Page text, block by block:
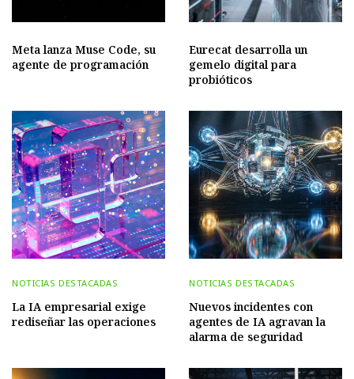
Meta lanza Muse Code, su
agente de programación
Eurecat desarrolla un
gemelo digital para
probióticos
NOTICIAS DESTACADAS
La IA empresarial exige
rediseñar las operaciones
NOTICIAS DESTACADAS
Nuevos incidentes con
agentes de IA agravan la
alarma de seguridad